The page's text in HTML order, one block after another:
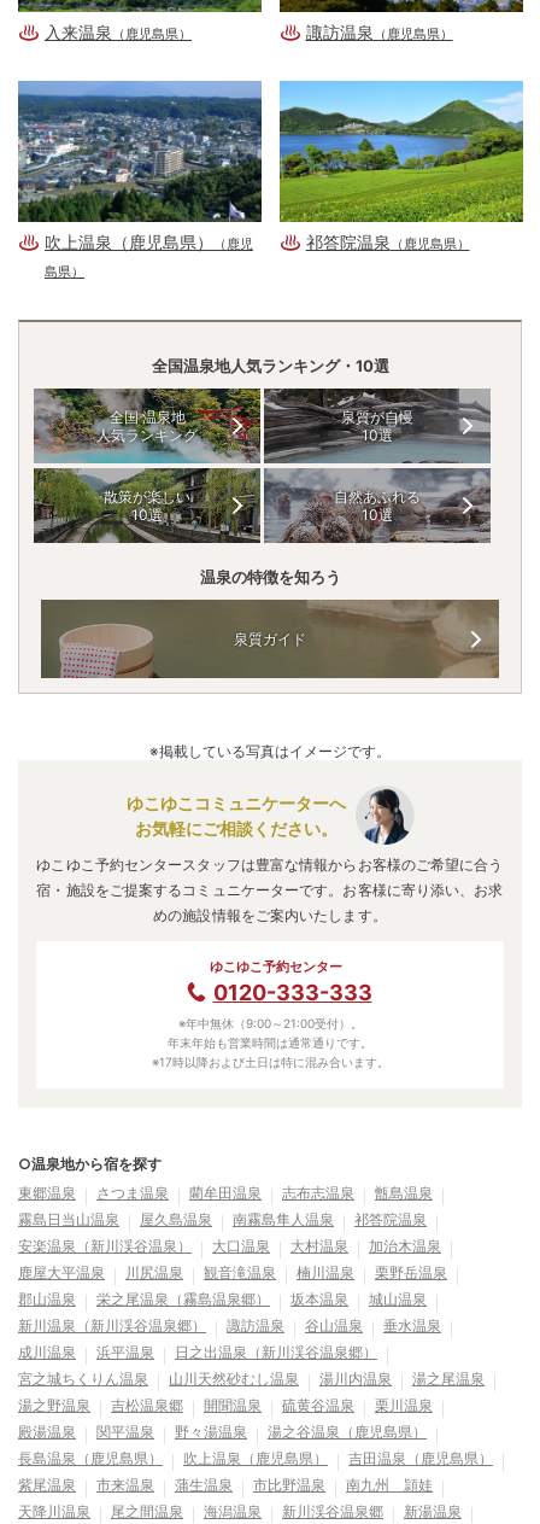
入来温泉 （鹿児島県） 諏訪温泉 （鹿児島県）
吹上温泉（鹿児島県）
（鹿児
島県）
祁答院温泉 （鹿児島県）
全国温泉地人気ランキング・10選
全国 温泉地
人気ランキング
泉質が自慢
10選
散策が楽しい
10選
自然あふれる
10選
温泉の特徴を知ろう
泉質ガイド
※掲載している写真はイメージです。
ゆこゆこコミュニケーターへ
お気軽にご相談ください。
ゆこゆこ予約センタースタッフは豊富な情報からお客様のご希望に合う
宿・施設をご提案するコミュニケーターです。お客様に寄り添い、お求
めの施設情報をご案内いたします。
ゆこゆこ予約センター
0120-333-333
※年中無休（9:00～21:00受付）。
年末年始も営業時間は通常通りです。
※17時以降および土日は特に混み合います。
○温泉地から宿を探す
東郷温泉
さつま温泉 藺牟田温泉 志布志温泉
甑島温泉
霧島日当山温泉
屋久島温泉 南霧島隼人温泉
祁答院温泉
安楽温泉（新川渓谷温泉）
大口温泉 大村温泉
加治木温泉
鹿屋大平温泉
川尻温泉 観音滝温泉 楠川温泉
栗野岳温泉
郡山温泉
栄之尾温泉（霧島温泉郷） 坂本温泉
城山温泉
新川温泉（新川渓谷温泉郷）
諏訪温泉 谷山温泉
垂水温泉
成川温泉
浜平温泉
日之出温泉（新川渓谷温泉郷）
宮之城ちくりん温泉
山川天然砂むし温泉 湯川内温泉
湯之尾温泉
湯之野温泉
吉松温泉郷 開聞温泉 硫黄谷温泉
栗川温泉
殿湯温泉
関平温泉 野々湯温泉
湯之谷温泉（鹿児島県）
長島温泉（鹿児島県）
吹上温泉（鹿児島県）
吉田温泉（鹿児島県）
紫尾温泉
市来温泉 蒲生温泉 市比野温泉
南九州 頴娃
天降川温泉
尾之間温泉 海潟温泉 新川渓谷温泉郷
新湯温泉